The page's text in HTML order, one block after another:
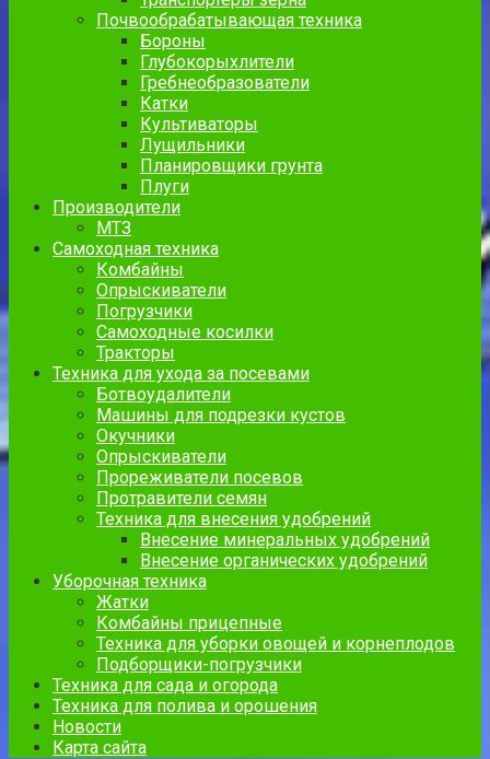
Почвообрабатывающая техника
Бороны
Глубокорыхлители
Гребнеобразователи
Катки
Культиваторы
Лущильники
Планировщики грунта
Плуги
Производители
МТЗ
Самоходная техника
Комбайны
Опрыскиватели
Погрузчики
Самоходные косилки
Тракторы
Техника для ухода за посевами
Ботвоудалители
Машины для подрезки кустов
Окучники
Опрыскиватели
Прореживатели посевов
Протравители семян
Техника для внесения удобрений
Внесение минеральных удобрений
Внесение органических удобрений
Уборочная техника
Жатки
Комбайны прицепные
Техника для уборки овощей и корнеплодов
Подборщики-погрузчики
Техника для сада и огорода
Техника для полива и орошения
Новости
Карта сайта